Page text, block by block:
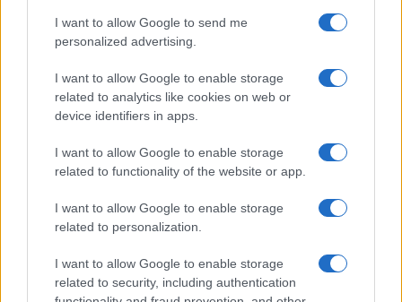
I want to allow Google to send me
personalized advertising.
I want to allow Google to enable storage
related to analytics like cookies on web or
device identifiers in apps.
I want to allow Google to enable storage
related to functionality of the website or app.
I want to allow Google to enable storage
related to personalization.
I want to allow Google to enable storage
related to security, including authentication